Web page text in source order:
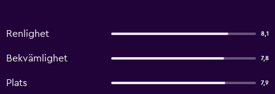
Renlighet 8,1
Bekvämlighet 7,8
Plats 7,9